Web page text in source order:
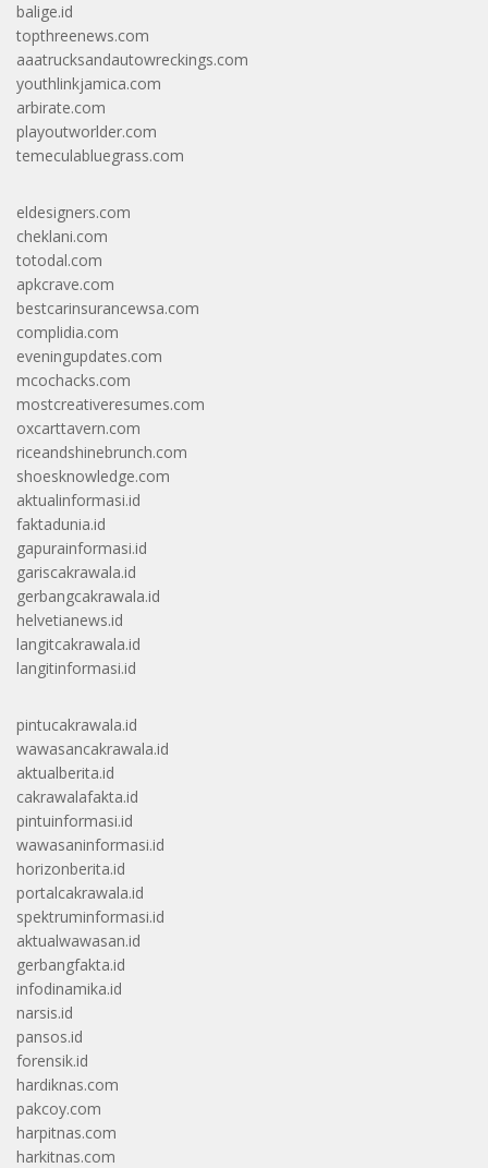
balige.id
topthreenews.com
aaatrucksandautowreckings.com
youthlinkjamica.com
arbirate.com
playoutworlder.com
temeculabluegrass.com
eldesigners.com
cheklani.com
totodal.com
apkcrave.com
bestcarinsurancewsa.com
complidia.com
eveningupdates.com
mcochacks.com
mostcreativeresumes.com
oxcarttavern.com
riceandshinebrunch.com
shoesknowledge.com
aktualinformasi.id
faktadunia.id
gapurainformasi.id
gariscakrawala.id
gerbangcakrawala.id
helvetianews.id
langitcakrawala.id
langitinformasi.id
pintucakrawala.id
wawasancakrawala.id
aktualberita.id
cakrawalafakta.id
pintuinformasi.id
wawasaninformasi.id
horizonberita.id
portalcakrawala.id
spektruminformasi.id
aktualwawasan.id
gerbangfakta.id
infodinamika.id
narsis.id
pansos.id
forensik.id
hardiknas.com
pakcoy.com
harpitnas.com
harkitnas.com